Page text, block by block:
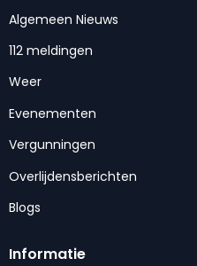
Algemeen Nieuws
112 meldingen
Weer
Evenementen
Vergunningen
Overlijdensberichten
Blogs
Informatie